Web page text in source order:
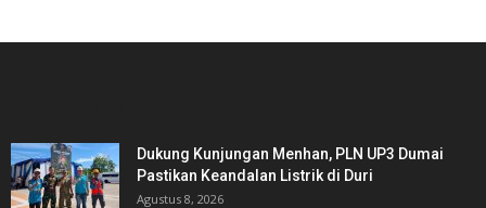
Dukung Kunjungan Menhan, PLN UP3 Dumai
Pastikan Keandalan Listrik di Duri
Agustus 8, 2026